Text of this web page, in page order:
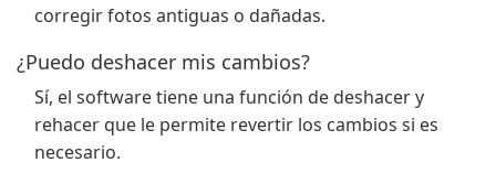
corregir fotos antiguas o dañadas.
¿Puedo deshacer mis cambios?
Sí, el software tiene una función de deshacer y
rehacer que le permite revertir los cambios si es
necesario.